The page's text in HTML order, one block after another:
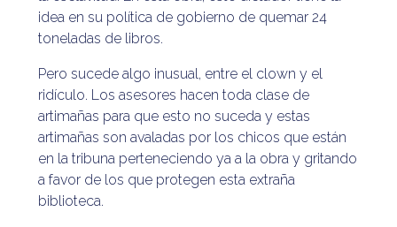
idea en su política de gobierno de quemar 24
toneladas de libros.
Pero sucede algo inusual, entre el clown y el
ridículo. Los asesores hacen toda clase de
artimañas para que esto no suceda y estas
artimañas son avaladas por los chicos que están
en la tribuna perteneciendo ya a la obra y gritando
a favor de los que protegen esta extraña
biblioteca.